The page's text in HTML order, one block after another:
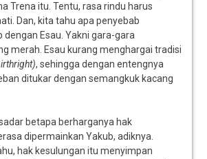
Trena itu. Tentu, rasa rindu harus
Dan, kita tahu apa penyebab
dengan Esau. Yakni gara-gara
merah. Esau kurang menghargai tradisi
, sehingga dengan entengnya
ditukar dengan semangkuk kacang
betapa berharganya hak
dipermainkan Yakub, adiknya.
hak kesulungan itu menyimpan